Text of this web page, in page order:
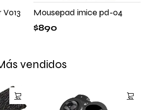
Mousepad imice pd-04
$890
vendidos